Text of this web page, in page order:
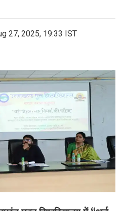
27, 2025, 19:33 IST